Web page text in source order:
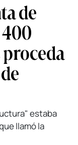
de
estaba
llamó la